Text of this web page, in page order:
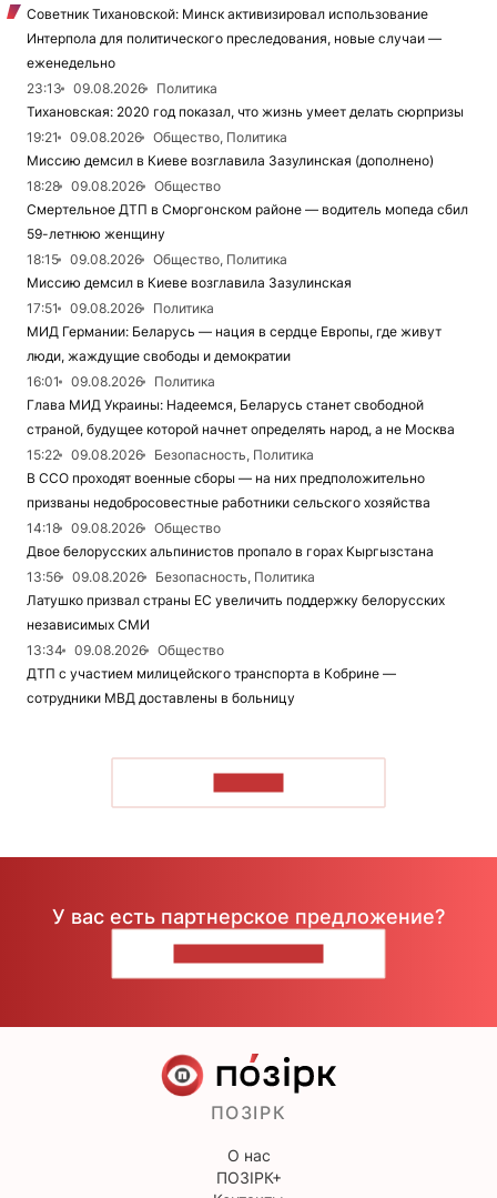
Советник Тихановской: Минск активизировал использование
Интерпола для политического преследования, новые случаи —
еженедельно
23:13
09.08.2026
Политика
Тихановская: 2020 год показал, что жизнь умеет делать сюрпризы
19:21
09.08.2026
Общество, Политика
Миссию демсил в Киеве возглавила Зазулинская (дополнено)
18:28
09.08.2026
Общество
Смертельное ДТП в Сморгонском районе — водитель мопеда сбил
59-летнюю женщину
18:15
09.08.2026
Общество, Политика
Миссию демсил в Киеве возглавила Зазулинская
17:51
09.08.2026
Политика
МИД Германии: Беларусь — нация в сердце Европы, где живут
люди, жаждущие свободы и демократии
16:01
09.08.2026
Политика
Глава МИД Украины: Надеемся, Беларусь станет свободной
страной, будущее которой начнет определять народ, а не Москва
15:22
09.08.2026
Безопасность, Политика
В ССО проходят военные сборы — на них предположительно
призваны недобросовестные работники сельского хозяйства
14:18
09.08.2026
Общество
Двое белорусских альпинистов пропало в горах Кыргызстана
13:56
09.08.2026
Безопасность, Политика
Латушко призвал страны ЕС увеличить поддержку белорусских
независимых СМИ
13:34
09.08.2026
Общество
ДТП с участием милицейского транспорта в Кобрине —
сотрудники МВД доставлены в больницу
У вас есть партнерское предложение?
ПОЗІРК
О нас
ПОЗІРК+